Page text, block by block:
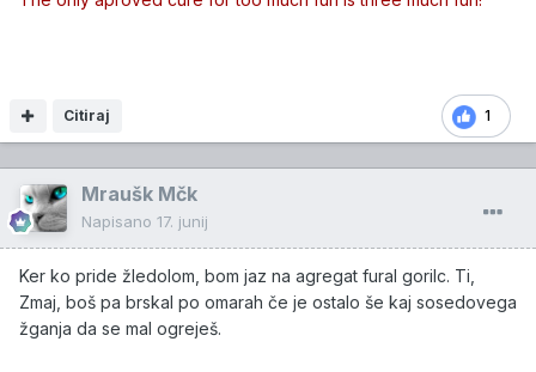
1
Citiraj
Mraušk Mčk
Napisano 17. junij
Ker ko pride žledolom, bom jaz na agregat fural gorilc. Ti,
Zmaj, boš pa brskal po omarah če je ostalo še kaj sosedovega
žganja da se mal ogreješ.